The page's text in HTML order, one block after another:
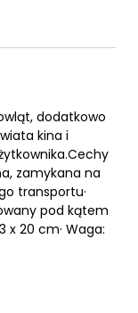
dodatkowo
kina i
zamykana na
transportu·
pod kątem
x 20 cm· Waga: